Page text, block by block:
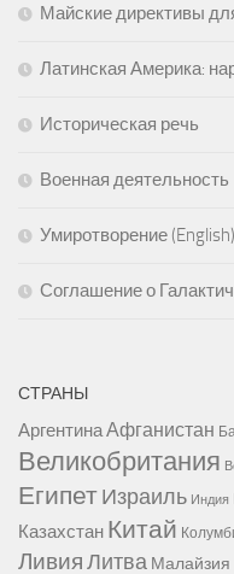
Майские директивы
Латинская Америка:
Историческая речь
Военная деятельность
Умиротворение (English)
Соглашение о
СТРАНЫ
АргентинаАфганистан
Великобритания
ЕгипетИзраиль Индия
Казахстан Китай
ЛивияЛитва Малайзия